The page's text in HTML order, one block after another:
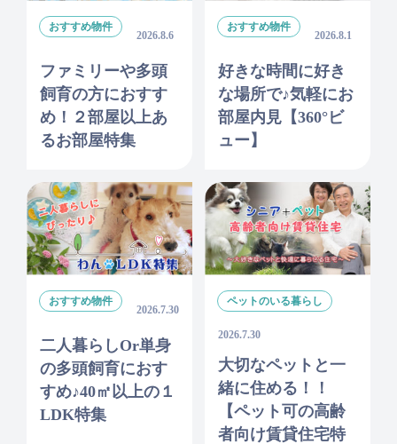
おすすめ物件
2026.8.6
ファミリーや多頭
飼育の方におすす
め！２部屋以上あ
るお部屋特集
おすすめ物件
2026.8.1
好きな時間に好き
な場所で♪気軽にお
部屋内見【360°ビ
ュー】
おすすめ物件
2026.7.30
二人暮らしor単身
の多頭飼育におす
すめ♪40㎡以上の１
LDK特集
ペットのいる暮らし
2026.7.30
大切なペットと一
緒に住める！！
【ペット可の高齢
者向け賃貸住宅特